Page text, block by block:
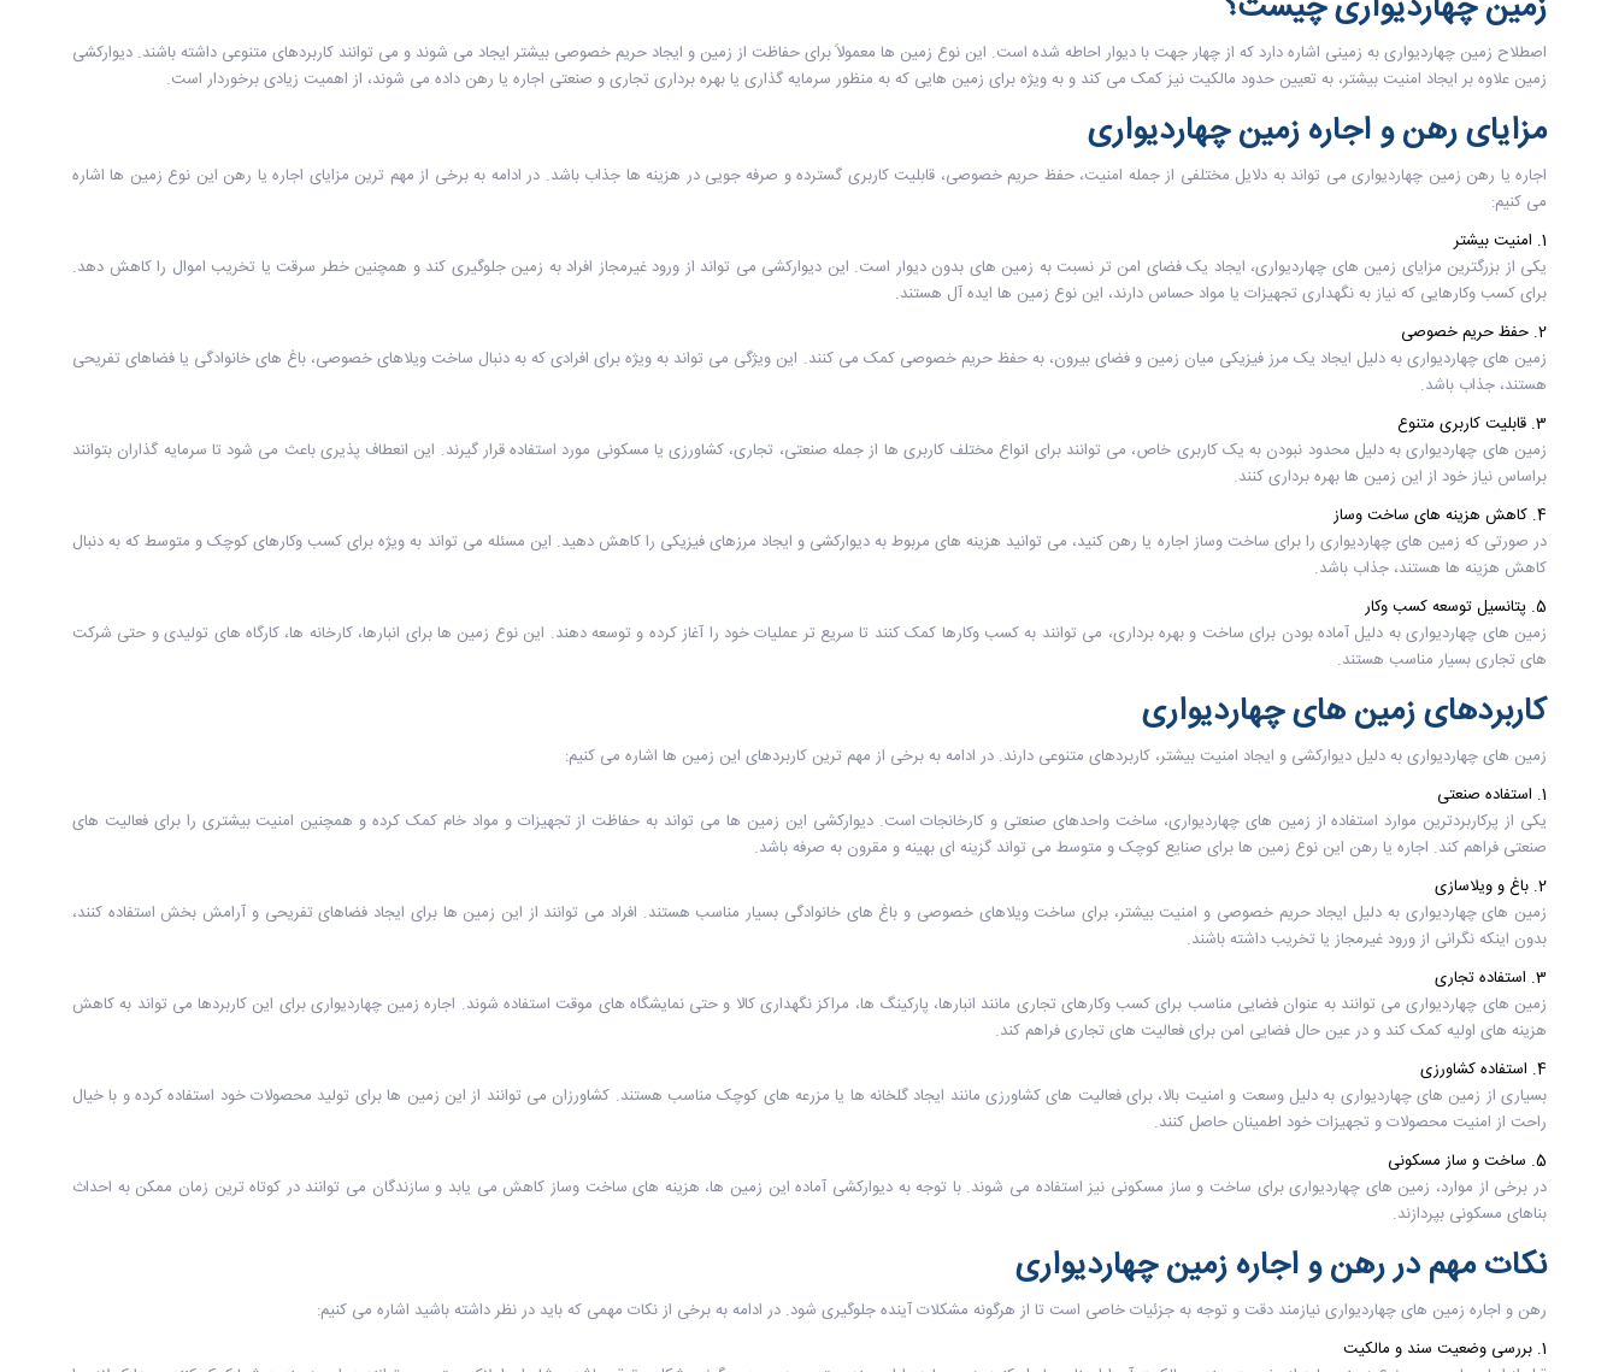
اصطلاح زمین چهاردیواری به زمینی اشاره دارد که از چهار جهت با دیوار احاطه شده است. این نوع زمین ها معمولاً برای حفاظت از زمین و ایجاد حریم خصوصی بیشتر ایجاد می شوند و می توانند کاربردهای متنوعی داشته باشند. دیوارکشی
زمین علاوه بر ایجاد امنیت بیشتر، به تعیین حدود مالکیت نیز کمک می کند و به ویژه برای زمین هایی که به منظور سرمایه گذاری یا بهره برداری تجاری و صنعتی اجاره یا رهن داده می شوند، از اهمیت زیادی برخوردار است.
مزایای رهن و اجاره زمین چهاردیواری
اجاره یا رهن زمین چهاردیواری می تواند به دلایل مختلفی از جمله امنیت، حفظ حریم خصوصی، قابلیت کاربری گسترده و صرفه جویی در هزینه ها جذاب باشد. در ادامه به برخی از مهم ترین مزایای اجاره یا رهن این نوع زمین ها اشاره
می کنیم:
1. امنیت بیشتر
یکی از بزرگترین مزایای زمین های چهاردیواری، ایجاد یک فضای امن تر نسبت به زمین های بدون دیوار است. این دیوارکشی می تواند از ورود غیرمجاز افراد به زمین جلوگیری کند و همچنین خطر سرقت یا تخریب اموال را کاهش دهد.
برای کسب وکارهایی که نیاز به نگهداری تجهیزات یا مواد حساس دارند، این نوع زمین ها ایده آل هستند.
2. حفظ حریم خصوصی
زمین های چهاردیواری به دلیل ایجاد یک مرز فیزیکی میان زمین و فضای بیرون، به حفظ حریم خصوصی کمک می کنند. این ویژگی می تواند به ویژه برای افرادی که به دنبال ساخت ویلاهای خصوصی، باغ های خانوادگی یا فضاهای تفریحی
هستند، جذاب باشد.
3. قابلیت کاربری متنوع
زمین های چهاردیواری به دلیل محدود نبودن به یک کاربری خاص، می توانند برای انواع مختلف کاربری ها از جمله صنعتی، تجاری، کشاورزی یا مسکونی مورد استفاده قرار گیرند. این انعطاف پذیری باعث می شود تا سرمایه گذاران بتوانند
براساس نیاز خود از این زمین ها بهره برداری کنند.
4. کاهش هزینه های ساخت وساز
در صورتی که زمین های چهاردیواری را برای ساخت وساز اجاره یا رهن کنید، می توانید هزینه های مربوط به دیوارکشی و ایجاد مرزهای فیزیکی را کاهش دهید. این مسئله می تواند به ویژه برای کسب وکارهای کوچک و متوسط که به دنبال
کاهش هزینه ها هستند، جذاب باشد.
5. پتانسیل توسعه کسب وکار
زمین های چهاردیواری به دلیل آماده بودن برای ساخت و بهره برداری، می توانند به کسب وکارها کمک کنند تا سریع تر عملیات خود را آغاز کرده و توسعه دهند. این نوع زمین ها برای انبارها، کارخانه ها، کارگاه های تولیدی و حتی شرکت
های تجاری بسیار مناسب هستند.
کاربردهای زمین های چهاردیواری
زمین های چهاردیواری به دلیل دیوارکشی و ایجاد امنیت بیشتر، کاربردهای متنوعی دارند. در ادامه به برخی از مهم ترین کاربردهای این زمین ها اشاره می کنیم:
1. استفاده صنعتی
یکی از پرکاربردترین موارد استفاده از زمین های چهاردیواری، ساخت واحدهای صنعتی و کارخانجات است. دیوارکشی این زمین ها می تواند به حفاظت از تجهیزات و مواد خام کمک کرده و همچنین امنیت بیشتری را برای فعالیت های
صنعتی فراهم کند. اجاره یا رهن این نوع زمین ها برای صنایع کوچک و متوسط می تواند گزینه ای بهینه و مقرون به صرفه باشد.
2. باغ و ویلاسازی
زمین های چهاردیواری به دلیل ایجاد حریم خصوصی و امنیت بیشتر، برای ساخت ویلاهای خصوصی و باغ های خانوادگی بسیار مناسب هستند. افراد می توانند از این زمین ها برای ایجاد فضاهای تفریحی و آرامش بخش استفاده کنند،
بدون اینکه نگرانی از ورود غیرمجاز یا تخریب داشته باشند.
3. استفاده تجاری
زمین های چهاردیواری می توانند به عنوان فضایی مناسب برای کسب وکارهای تجاری مانند انبارها، پارکینگ ها، مراکز نگهداری کالا و حتی نمایشگاه های موقت استفاده شوند. اجاره زمین چهاردیواری برای این کاربردها می تواند به کاهش
هزینه های اولیه کمک کند و در عین حال فضایی امن برای فعالیت های تجاری فراهم کند.
4. استفاده کشاورزی
بسیاری از زمین های چهاردیواری به دلیل وسعت و امنیت بالا، برای فعالیت های کشاورزی مانند ایجاد گلخانه ها یا مزرعه های کوچک مناسب هستند. کشاورزان می توانند از این زمین ها برای تولید محصولات خود استفاده کرده و با خیال
راحت از امنیت محصولات و تجهیزات خود اطمینان حاصل کنند.
5. ساخت و ساز مسکونی
در برخی از موارد، زمین های چهاردیواری برای ساخت و ساز مسکونی نیز استفاده می شوند. با توجه به دیوارکشی آماده این زمین ها، هزینه های ساخت وساز کاهش می یابد و سازندگان می توانند در کوتاه ترین زمان ممکن به احداث
بناهای مسکونی بپردازند.
نکات مهم در رهن و اجاره زمین چهاردیواری
رهن و اجاره زمین های چهاردیواری نیازمند دقت و توجه به جزئیات خاصی است تا از هرگونه مشکلات آینده جلوگیری شود. در ادامه به برخی از نکات مهمی که باید در نظر داشته باشید اشاره می کنیم:
1. بررسی وضعیت سند و مالکیت